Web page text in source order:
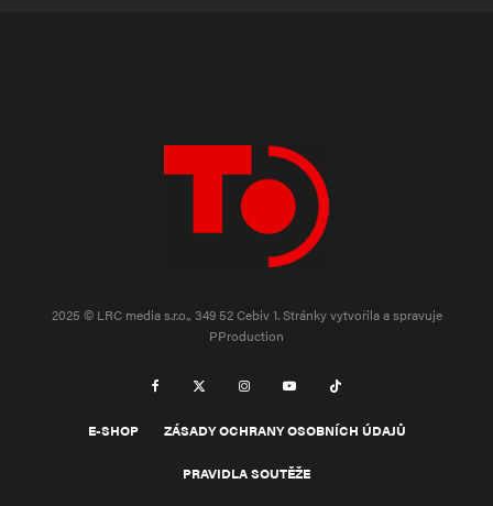
2025 © LRC media s.r.o., 349 52 Cebiv 1.Stránky vytvořila a spravuje
PProduction
E-SHOP ZÁSADY OCHRANY OSOBNÍCH ÚDAJŮ
PRAVIDLA SOUTĚŽE